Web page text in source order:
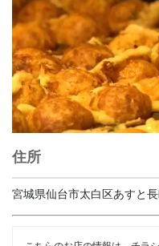
住所
宮城県仙台市太白区あすと